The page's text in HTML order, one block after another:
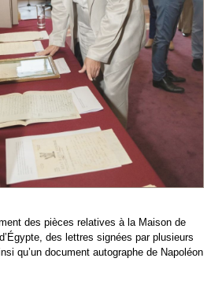
des pièces relatives à la Maison de
des lettres signées par plusieurs
qu’un document autographe de Napoléon